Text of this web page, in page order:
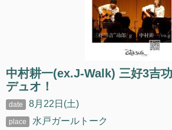
中村耕一(ex.J-Walk) 三好3吉
デュオ！
8月22日(土)
水戸ガールトーク